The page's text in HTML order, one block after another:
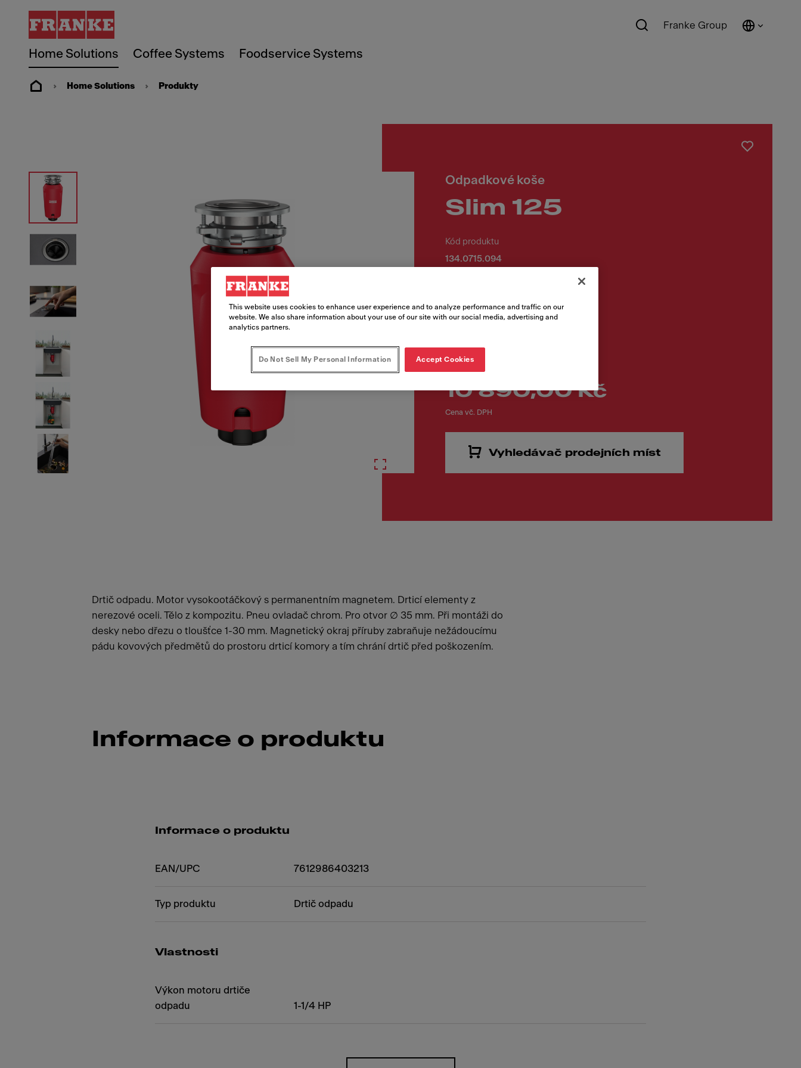
Home Solutions Coffee Systems Foodservice Systems
Franke Group
Home Solutions Produkty
Odpadkové koše
Slim 125
Kód produktu
134.0715.094
10 890,00 Kč
Cena vč. DPH
Vyhledávač prodejních míst
Drtič odpadu. Motor vysokootáčkový s permanentním magnetem. Drticí elementy z
nerezové oceli. Tělo z kompozitu. Pneu ovladač chrom. Pro otvor ∅ 35 mm. Při montáži do
desky nebo dřezu o tloušťce 1-30 mm. Magnetický okraj příruby zabraňuje nežádoucímu
pádu kovových předmětů do prostoru drticí komory a tím chrání drtič před poškozením.
Informace o produktu
Informace o produktu
EAN/UPC 7612986403213
Typ produktu Drtič odpadu
Vlastnosti
Výkon motoru drtiče
odpadu
1-1/4 HP
This website uses cookies to enhance user experience and to analyze performance and traffic on our
website. We also share information about your use of our site with our social media, advertising and
analytics partners.
Do Not Sell My Personal Information Accept Cookies